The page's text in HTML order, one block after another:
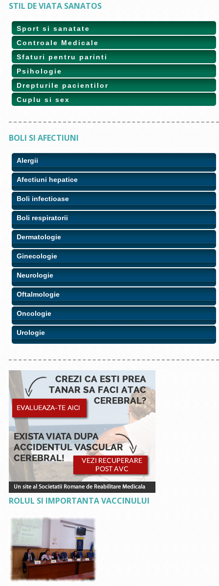
STIL DE VIATA SANATOS
Sport si sanatate
Controale Medicale
Sfaturi pentru parinti
Psihologie
Drepturile pacientilor
Cuplu si sex
BOLI SI AFECTIUNI
Alergii
Afectiuni hepatice
Boli infectioase
Boli respiratorii
Dermatologie
Ginecologie
Neurologie
Oftalmologie
Oncologie
Urologie
ROLUL SI IMPORTANTA VACCINULUI